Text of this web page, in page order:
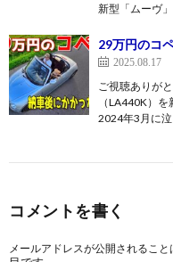
新型「ムーヴ
29万円のコ
2025.08.17
ご視聴ありが
（LA440K）
2024年3月に
コメントを書く
メールアドレスが公開されること